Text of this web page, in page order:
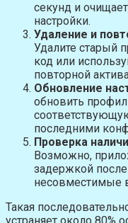
секунд и
настройки.
Удаление и
Удалите старый
код или
повторной
Обновление
обновить
последними
Проверка
Возможно,
задержкой
несовместимые
Такая
устраняет около 80%